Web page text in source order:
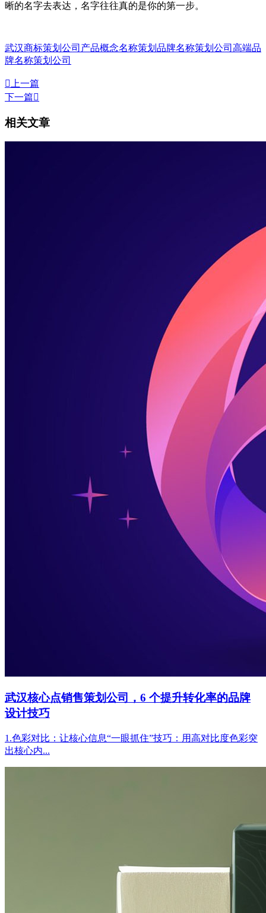
晰的名字去表达，名字往往真的是你的第一步。
武汉商标策划公司 产品概念名称策划 品牌名称策划公司 高端品
牌名称策划公司
 上一篇
下一篇
相关文章
武汉核心点销售策划公司，6 个提升转化率的品牌
设计技巧
1.色彩对比：让核心信息“一眼抓住”技巧：用高对比度色彩突
出核心内...